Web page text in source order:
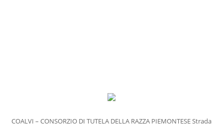
COALVI – CONSORZIO DI TUTELA DELLA RAZZA PIEMONTESE Strada